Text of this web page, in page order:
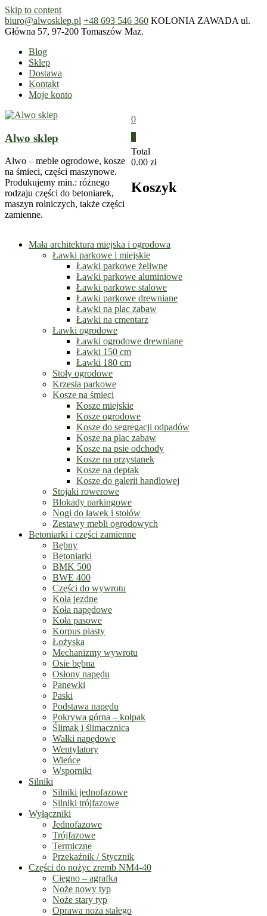
Skip to content
biuro@alwosklep.pl +48 693 546 360 KOLONIA ZAWADA ul.
Główna 57, 97-200 Tomaszów Maz.
Blog
Sklep
Dostawa
Kontakt
Moje konto
Alwo sklep
Alwo – meble ogrodowe, kosze
na śmieci, części maszynowe.
Produkujemy min.: różnego
rodzaju części do betoniarek,
maszyn rolniczych, także części
zamienne.
0
Total
0.00 zł
Koszyk
Mała architektura miejska i ogrodowa
Ławki parkowe i miejskie
Ławki parkowe żeliwne
Ławki parkowe aluminiowe
Ławki parkowe stalowe
Ławki parkowe drewniane
Ławki na plac zabaw
Ławki na cmentarz
Ławki ogrodowe
Ławki ogrodowe drewniane
Ławki 150 cm
Ławki 180 cm
Stoły ogrodowe
Krzesła parkowe
Kosze na śmieci
Kosze miejskie
Kosze ogrodowe
Kosze do segregacji odpadów
Kosze na plac zabaw
Kosze na psie odchody
Kosze na przystanek
Kosze na deptak
Kosze do galerii handlowej
Stojaki rowerowe
Blokady parkingowe
Nogi do ławek i stołów
Zestawy mebli ogrodowych
Betoniarki i części zamienne
Bębny
Betoniarki
BMK 500
BWE 400
Części do wywrotu
Koła jezdne
Koła napędowe
Koła pasowe
Korpus piasty
Łożyska
Mechanizmy wywrotu
Osie bębna
Osłony napędu
Panewki
Paski
Podstawa napędu
Pokrywa górna – kołpak
Ślimak i ślimacznica
Wałki napędowe
Wentylatory
Wieńce
Wsporniki
Silniki
Silniki jednofazowe
Silniki trójfazowe
Wyłączniki
Jednofazowe
Trójfazowe
Termiczne
Przekaźnik / Stycznik
Części do nożyc zremb NM4-40
Cięgno – agrafka
Noże nowy typ
Noże stary typ
Oprawa noża stałego